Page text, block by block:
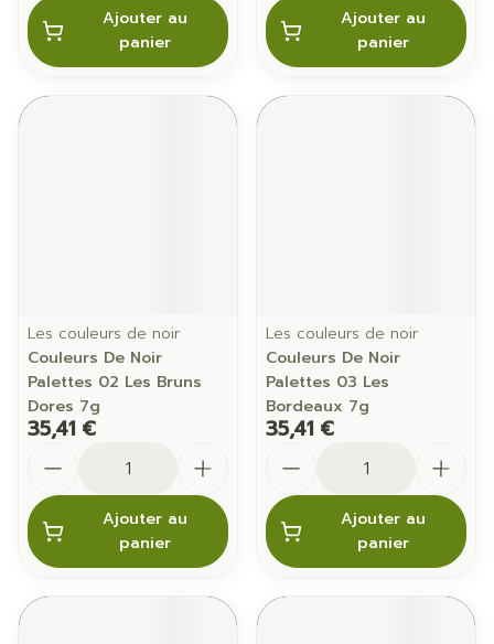
Ajouter au
panier
Ajouter au
panier
Les couleurs de noir
Couleurs De Noir
Palettes 02 Les Bruns
Dores 7g
35,41 €
Ajouter au
panier
Les couleurs de noir
Couleurs De Noir
Palettes 03 Les
Bordeaux 7g
35,41 €
Ajouter au
panier